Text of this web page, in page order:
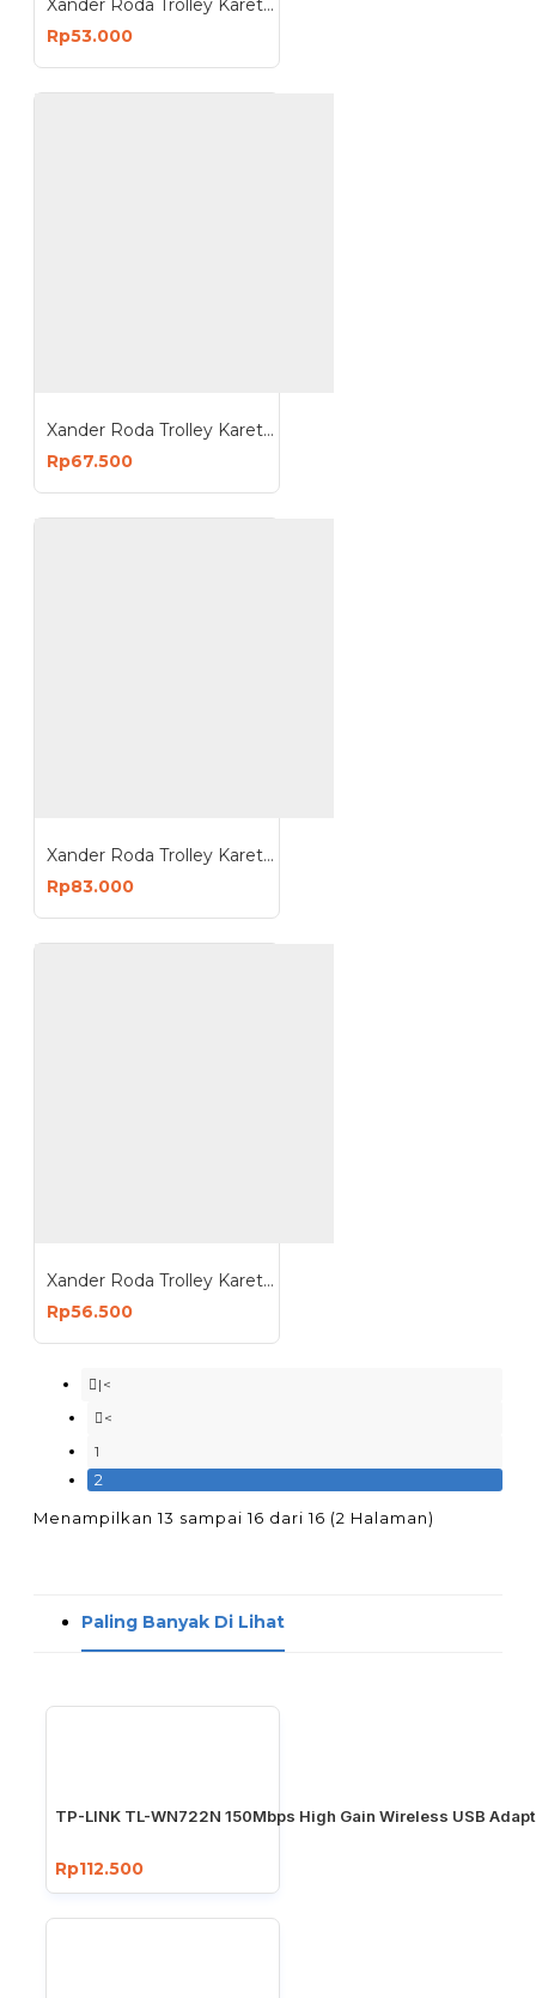
Rp53.000
Xander Roda Trolley Karet 8 inch - Roda Troli Hidup
Rp67.500
Xander Roda Trolley Karet 8 inch - Roda Troli Hidup Rem
Rp83.000
Xander Roda Trolley Karet 8 inch - Roda Troli Mati
Rp56.500
|<
<
1
2
Menampilkan 13 sampai 16 dari 16 (2 Halaman)
Paling Banyak Di Lihat
TP-LINK TL-WN722N 150Mbps High Gain Wireless USB
Rp112.500